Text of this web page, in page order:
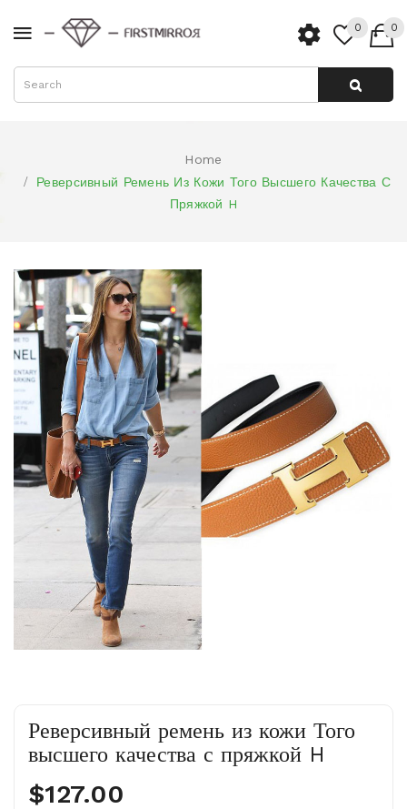
0 0
Home
Реверсивный Ремень Из Кожи Того Высшего Качества С
Пряжкой H
Реверсивный ремень из кожи Того
высшего качества с пряжкой H
$127.00